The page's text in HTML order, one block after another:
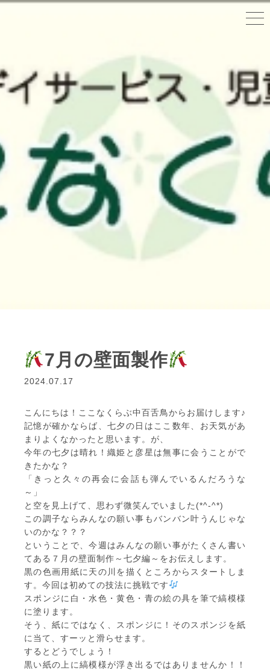
7月の壁面製作
2024.07.17
こんにちは！ここなくらぶ中百舌鳥からお届けします♪
記憶が確かならば、七夕の日はここ数年、お天気があ
まりよくなかったと思います。が、
今年の七夕は晴れ！織姫と彦星は無事に会うことがで
きたかな？
「きっと久々の再会に会話も弾んでいるんだろうな
～」
と空を見上げて、思わず微笑んでいました(*^-^*)
この調子ならみんなの願い事もバンバン叶うんじゃな
いのかな？？？
ということで、今週はみんなの願い事がたくさん書い
てある７月の壁面制作～七夕編～をお伝えします。
黒の色画用紙に天の川を描くところからスタートしま
す。今回は初めての技法に挑戦です
スポンジに白・水色・黄色・青の絵の具を筆で縞模様
に塗ります。
そう、紙にではなく、スポンジに！そのスポンジを紙
に当て、すーッと滑らせます。
するとどうでしょう！
黒い紙の上に縞模様が浮き出るではありませんか！！